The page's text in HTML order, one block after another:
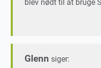
blev nødt til at bruge
Glenn siger: